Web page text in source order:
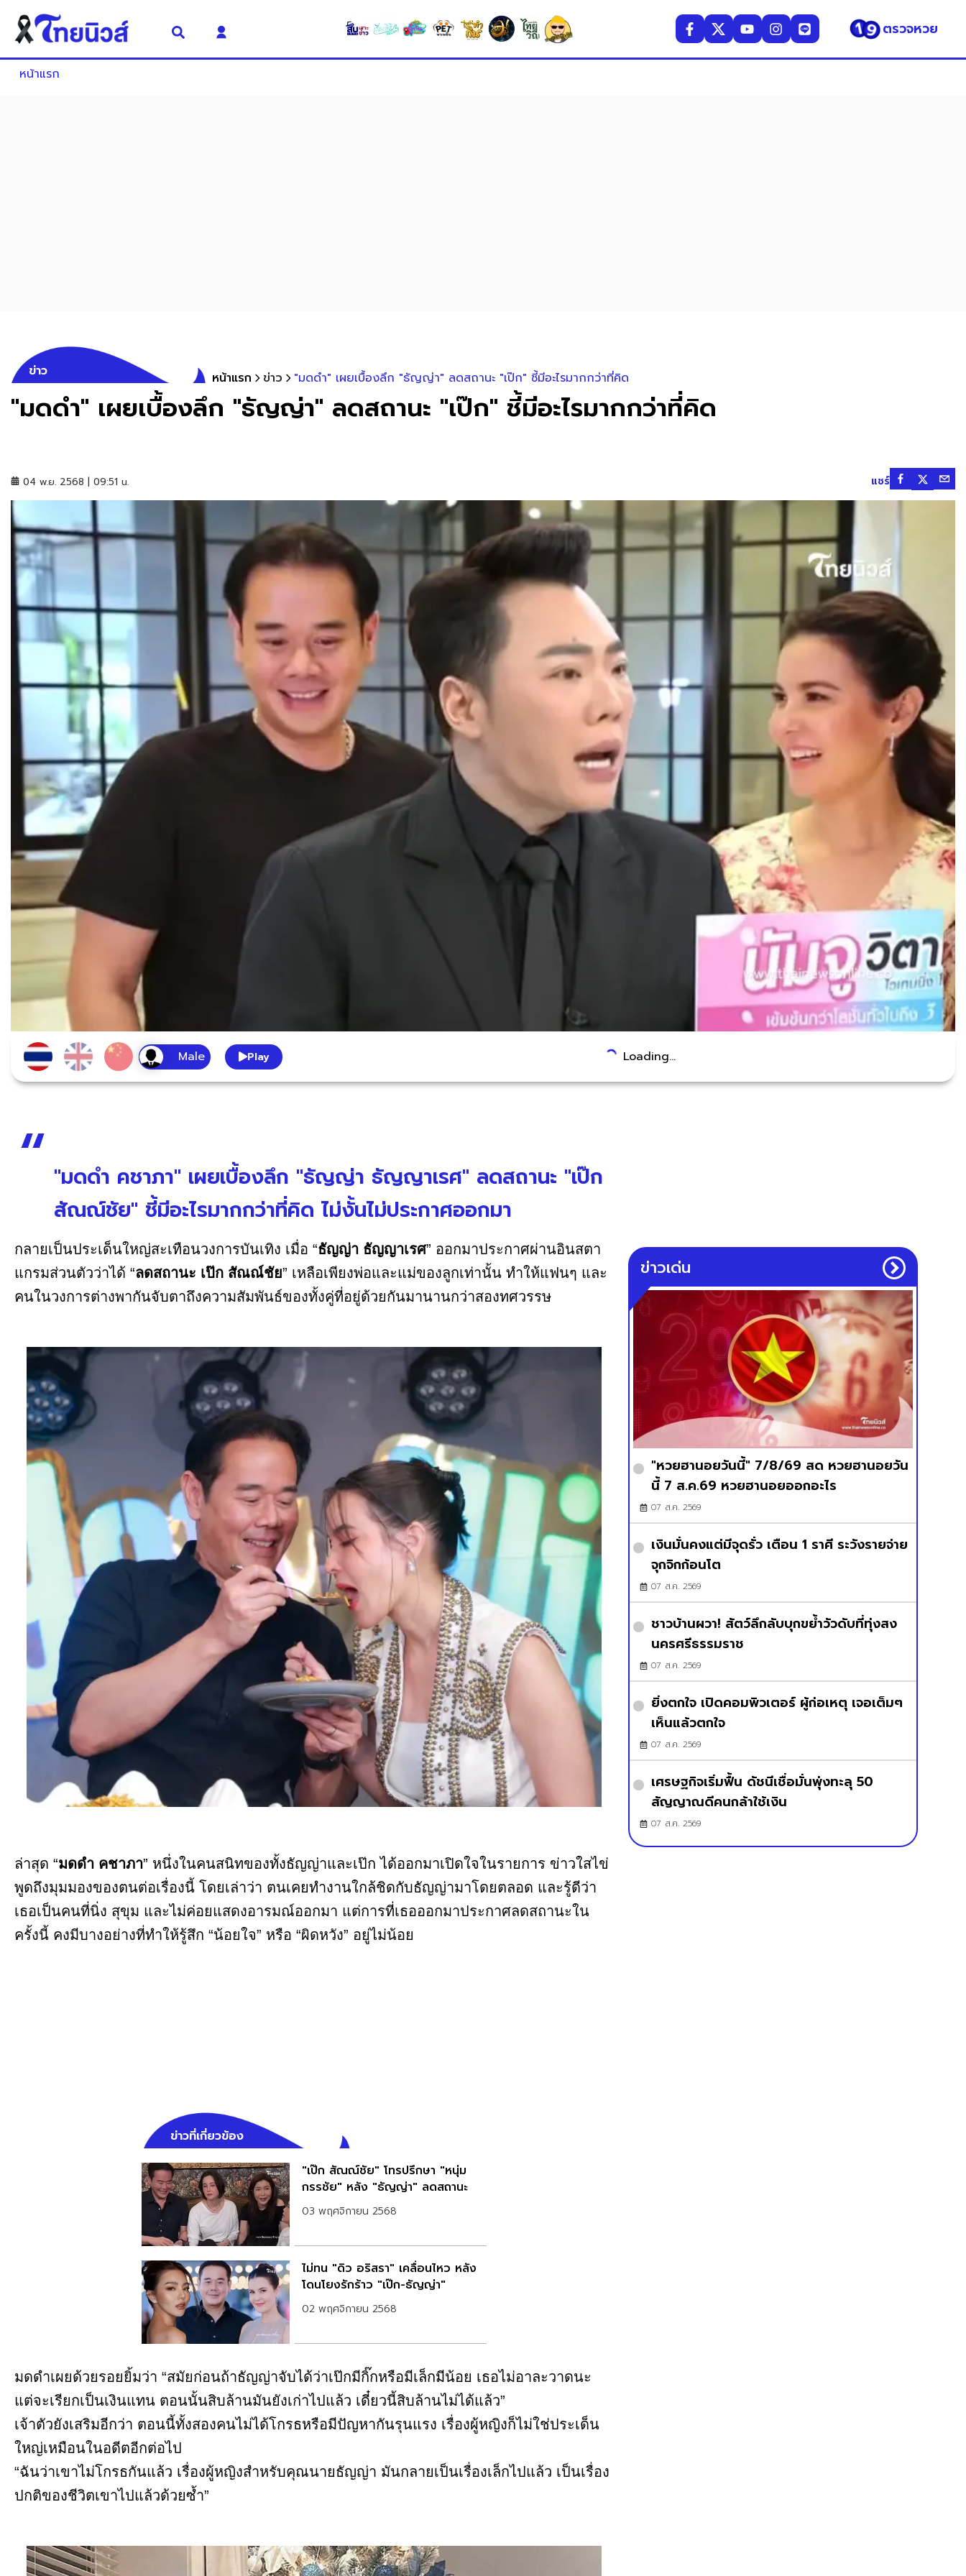
ตรวจหวย
หน้าแรก
ข่าว หน้าแรก ข่าว "มดดำ" เผยเบื้องลึก "ธัญญ่า" ลดสถานะ "เป๊ก" ชี้มีอะไรมากกว่าที่คิด
"มดดำ" เผยเบื้องลึก "ธัญญ่า" ลดสถานะ "เป๊ก" ชี้มีอะไรมากกว่าที่คิด
04 พ.ย. 2568 | 09:51 น. แชร์
Play Loading...
"มดดำ คชาภา" เผยเบื้องลึก "ธัญญ่า ธัญญาเรศ" ลดสถานะ "เป๊ก
สัณณ์ชัย" ชี้มีอะไรมากกว่าที่คิด ไม่งั้นไม่ประกาศออกมา
กลายเป็นประเด็นใหญ่สะเทือนวงการบันเทิง เมื่อ “ธัญญ่า ธัญญาเรศ” ออกมาประกาศผ่านอินสตา
แกรมส่วนตัวว่าได้ “ลดสถานะ เป๊ก สัณณ์ชัย” เหลือเพียงพ่อและแม่ของลูกเท่านั้น ทำให้แฟนๆ และ
คนในวงการต่างพากันจับตาถึงความสัมพันธ์ของทั้งคู่ที่อยู่ด้วยกันมานานกว่าสองทศวรรษ
ล่าสุด “มดดำ คชาภา” หนึ่งในคนสนิทของทั้งธัญญ่าและเป๊ก ได้ออกมาเปิดใจในรายการ ข่าวใสไข่
พูดถึงมุมมองของตนต่อเรื่องนี้ โดยเล่าว่า ตนเคยทำงานใกล้ชิดกับธัญญ่ามาโดยตลอด และรู้ดีว่า
เธอเป็นคนที่นิ่ง สุขุม และไม่ค่อยแสดงอารมณ์ออกมา แต่การที่เธอออกมาประกาศลดสถานะใน
ครั้งนี้ คงมีบางอย่างที่ทำให้รู้สึก “น้อยใจ” หรือ “ผิดหวัง” อยู่ไม่น้อย
ข่าวที่เกี่ยวข้อง
"เป๊ก สัณณ์ชัย" โทรปรึกษา "หนุ่ม
กรรชัย" หลัง "ธัญญ่า" ลดสถานะ
03 พฤศจิกายน 2568
ไม่ทน "ดิว อริสรา" เคลื่อนไหว หลัง
โดนโยงรักร้าว "เป๊ก-ธัญญ่า"
02 พฤศจิกายน 2568
มดดำเผยด้วยรอยยิ้มว่า “สมัยก่อนถ้าธัญญ่าจับได้ว่าเป๊กมีกิ๊กหรือมีเล็กมีน้อย เธอไม่อาละวาดนะ
แต่จะเรียกเป็นเงินแทน ตอนนั้นสิบล้านมันยังเก่าไปแล้ว เดี๋ยวนี้สิบล้านไม่ได้แล้ว”
เจ้าตัวยังเสริมอีกว่า ตอนนี้ทั้งสองคนไม่ได้โกรธหรือมีปัญหากันรุนแรง เรื่องผู้หญิงก็ไม่ใช่ประเด็น
ใหญ่เหมือนในอดีตอีกต่อไป
“ฉันว่าเขาไม่โกรธกันแล้ว เรื่องผู้หญิงสำหรับคุณนายธัญญ่า มันกลายเป็นเรื่องเล็กไปแล้ว เป็นเรื่อง
ปกติของชีวิตเขาไปแล้วด้วยซ้ำ”
ข่าวเด่น
"หวยฮานอยวันนี้" 7/8/69 สด หวยฮานอยวัน
นี้ 7 ส.ค.69 หวยฮานอยออกอะไร
07 ส.ค. 2569
เงินมั่นคงแต่มีจุดรั่ว เตือน 1 ราศี ระวังรายจ่าย
จุกจิกก้อนโต
07 ส.ค. 2569
ชาวบ้านผวา! สัตว์ลึกลับบุกขย้ำวัวดับที่ทุ่งสง
นครศรีธรรมราช
07 ส.ค. 2569
ยิ่งตกใจ เปิดคอมพิวเตอร์ ผู้ก่อเหตุ เจอเต็มๆ
เห็นแล้วตกใจ
07 ส.ค. 2569
เศรษฐกิจเริ่มฟื้น ดัชนีเชื่อมั่นพุ่งทะลุ 50
สัญญาณดีคนกล้าใช้เงิน
07 ส.ค. 2569